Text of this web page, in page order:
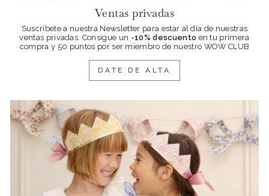
Ventas privadas
Suscríbete a nuestra Newsletter para estar al día de nuestras
ventas privadas. Consigue un -10% descuento en tu primera
compra y 50 puntos por ser miembro de nuestro WOW CLUB
DATE DE ALTA